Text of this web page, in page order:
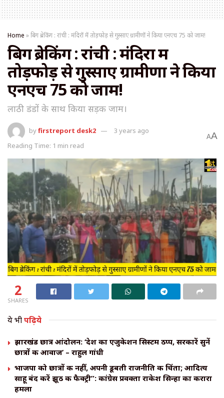
Home »बिग ब्रेकिंग : रांची : मंदिरों में तोड़फोड़ से गुस्साए ग्रामीणों ने किया एनएच 75 को जाम!
बिग ब्रेकिंग : रांची : मंदिरों में
तोड़फोड़ से गुस्साए ग्रामीणों ने किया
एनएच 75 को जाम!
लाठी डंडों के साथ किया सड़क जाम।
byfirstreport desk2
3 years ago
Reading Time: 1 min read
AA
2
SHARES
ये भीपढ़िये
झारखंड छात्र आंदोलन: ‘देश का एजुकेशन सिस्टम ठप्प, सरकारें सुनें
छात्रों की आवाज’ – राहुल गांधी
भाजपा को छात्रों की नहीं, अपनी डूबती राजनीति की चिंता; आदित्य
साहू बंद करें झूठ की फैक्ट्री”: कांग्रेस प्रवक्ता राकेश सिन्हा का करारा
हमला